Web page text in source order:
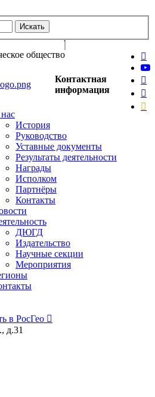
общество
История
Руководство
Уставные документы
Результаты деятельности
Награды
Исполком
Партнёры
Контакты
ДЮГД
Издательство
Научные секции
Мероприятия
в РосГео
Контактная
информация
д.31